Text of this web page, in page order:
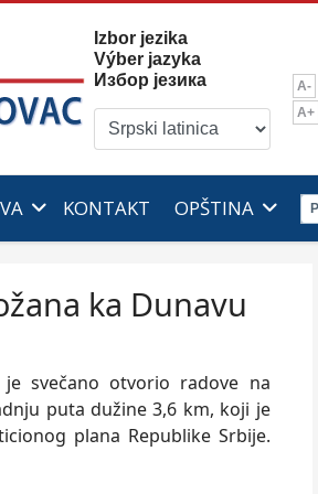
Izbor jezika
Výber jazyka
Избор језика
A-
A+
KONTAKT OPŠTINA
ka Dunavu
svečano otvorio radove na
puta dužine 3,6 km, koji je
plana Republike Srbije.